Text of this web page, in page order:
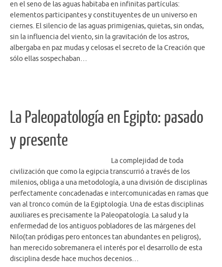
en el seno de las aguas habitaba en infinitas partículas:
elementos participantes y constituyentes de un universo en
ciernes. El silencio de las aguas primigenias, quietas, sin ondas,
sin la influencia del viento, sin la gravitación de los astros,
albergaba en paz mudas y celosas el secreto de la Creación que
sólo ellas sospechaban…
La Paleopatología en Egipto: pasado
y presente
La complejidad de toda
civilización que como la egipcia transcurrió a través de los
milenios, obliga a una metodología, a una división de disciplinas
perfectamente concadenadas e intercomunicadas en ramas que
van al tronco común de la Egiptología. Una de estas disciplinas
auxiliares es precisamente la Paleopatología. La salud y la
enfermedad de los antiguos pobladores de las márgenes del
Nilo(tan pródigas pero entonces tan abundantes en peligros),
han merecido sobremanera el interés por el desarrollo de esta
disciplina desde hace muchos decenios…